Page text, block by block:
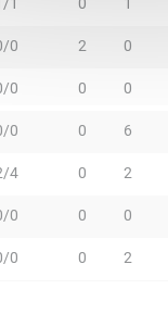
0 2 0
0 0 0
0 0 6
4 0 2
0 0 0
0 0 2